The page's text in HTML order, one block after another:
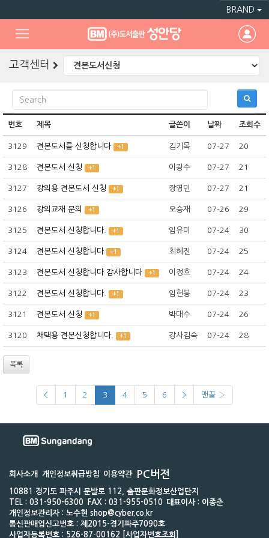
BRAND
고객센터
번호 제목 글쓴이 날짜 조회수
3129 견본도서를 신청합니다 +1 김기목 07-27 20
3128 견본도서 신청 +1 이광수 07-27 21
3127 강의용 견본도서 신청 +1 장영민 07-27 21
3126 강의교재 문의 +1 오승재 07-26 29
3125 견본도서 신청합니다. +1 임유미 07-24 30
3124 견본도서 신청합니다 +1 최혜진 07-24 25
3123 견본도서 신청합니다 감사합니다 +1 이정호 07-24 24
3122 견본도서 신청합니다. +1 임헌봉 07-24 23
3121 견본도서 신청 +1 박대수 07-24 26
3120 채택용 견본신청합니다. +1 강사김숙 07-24 28
목록
< 1 2 3 4 5 6 > 맨끝 ›
회사소개 개인정보취급방침 이용약관 PC버전
10881 경기도 파주시 문발로 112, 출판문화정보산업단지
TEL : 031-950-6300
FAX : 031-955-0510
대표이사 : 이종춘
개인정보관리자 : 노수현 shop@cyber.co.kr
통신판매업신고번호 : 제2015-경기파주7090호
사업자등록번호 : 526-87-00162 [사업자번호조회]